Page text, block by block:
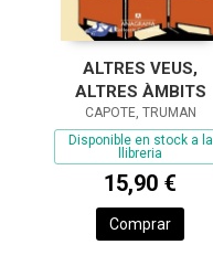
ALTRES VEUS,
ALTRES ÀMBITS
CAPOTE, TRUMAN
Disponible en stock a la
llibreria
15,90 €
Comprar